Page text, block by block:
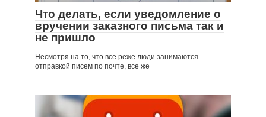
Что делать, если уведомление о
вручении заказного письма так и
не пришло
Несмотря на то, что все реже люди занимаются
отправкой писем по почте, все же